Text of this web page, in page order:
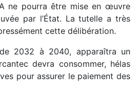
ne pourra être mise en œuvre
par l’État. La tutelle a très
cette délibération.
2032 à 2040, apparaîtra un
devra consommer, hélas
pour assurer le paiement des